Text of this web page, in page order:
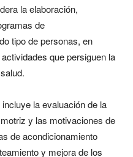
la elaboración,
de
tipo de personas, en
que persiguen la
la evaluación de la
y las motivaciones de
de acondicionamiento
y mejora de los